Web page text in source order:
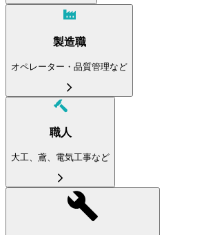
製造職
オペレーター・品質管理など
職人
大工、鳶、電気工事など